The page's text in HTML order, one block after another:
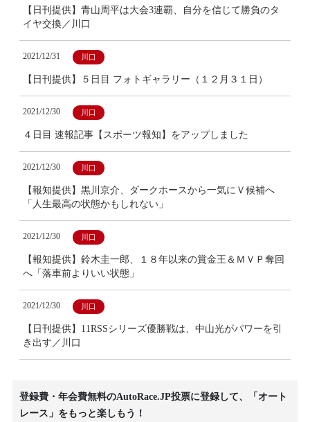
【日刊提供】青山周平は大会3連覇、自分を信じて勝負のタ
イヤ交換／川口
2021/12/31 川口
【日刊提供】５日目 フォトギャラリー（１２月３１日）
2021/12/30 川口
４日目 速報記事【スポーツ報知】をアップしました
2021/12/30 川口
【報知提供】黒川京介、ダークホースから一気にＶ候補へ
「人生最高の状態かもしれない」
2021/12/30 川口
【報知提供】鈴木圭一郎、１８年以来の賞金王＆ＭＶＰ奪回
へ「落車前よりいい状態」
2021/12/30 川口
【日刊提供】11RSSシリーズ優勝戦は、中山光がパワーを引
き出す／川口
登録費・年会費無料のAutoRace.JP投票に登録して、「オート
レース」をもっと楽しもう！